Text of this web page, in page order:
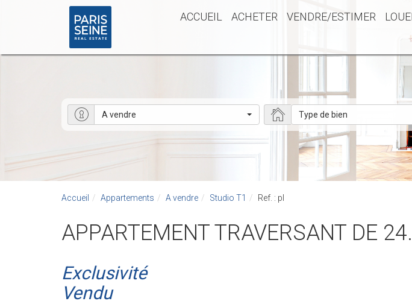
ACCUEIL ACHETER VENDRE/ESTIMER
A vendre Type de bien
Accueil Appartements A vendre Studio T1 Ref. : pl
APPARTEMENT TRAVERSANT DE
Exclusivité
Vendu